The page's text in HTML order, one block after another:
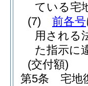
ている宅
(7)
前各号
用される
た指示に
(交付額)
第5条
宅地